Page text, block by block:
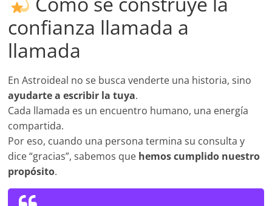
confianza llamada a
llamada
En Astroideal no se busca venderte una historia, sino
ayudarte a escribir la tuya.
Cada llamada es un encuentro humano, una energía
compartida.
Por eso, cuando una persona termina su consulta y
dice “gracias”, sabemos que hemos cumplido nuestro
propósito.